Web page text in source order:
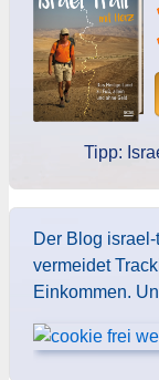
Tipp: Israel
Der Blog
vermeidet
Einkommen.